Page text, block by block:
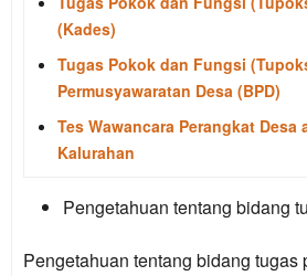
(Kades)
Tugas Pokok dan Fungsi
Permusyawaratan Desa (BPD)
Tes Wawancara Perangkat Desa
Kalurahan
Pengetahuan tentang bidang
Pengetahuan tentang bidang tugas